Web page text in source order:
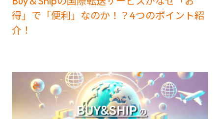
得」で「便利」なのか！？4つのポイント紹
介！